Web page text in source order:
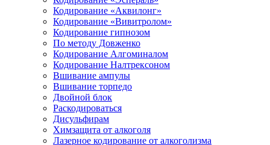
Кодирование «Аквилонг»
Кодирование «Вивитролом»
Кодирование гипнозом
По методу Довженко
Кодирование Алгоминалом
Кодирование Налтрексоном
Вшивание ампулы
Вшивание торпедо
Двойной блок
Раскодироваться
Дисульфирам
Химзащита от алкоголя
Лазерное кодирование от алкоголизма